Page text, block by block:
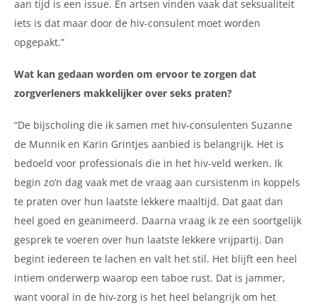
aan tijd is een issue. En artsen vinden vaak dat seksualiteit
iets is dat maar door de hiv-consulent moet worden
opgepakt.”
Wat kan gedaan worden om ervoor te zorgen dat
zorgverleners makkelijker over seks praten?
“De bijscholing die ik samen met hiv-consulenten Suzanne
de Munnik en Karin Grintjes aanbied is belangrijk. Het is
bedoeld voor professionals die in het hiv-veld werken. Ik
begin zo’n dag vaak met de vraag aan cursistenm in koppels
te praten over hun laatste lekkere maaltijd. Dat gaat dan
heel goed en geanimeerd. Daarna vraag ik ze een soortgelijk
gesprek te voeren over hun laatste lekkere vrijpartij. Dan
begint iedereen te lachen en valt het stil. Het blijft een heel
intiem onderwerp waarop een taboe rust. Dat is jammer,
want vooral in de hiv-zorg is het heel belangrijk om het